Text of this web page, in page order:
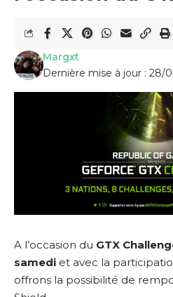
Dernière mise à jour : 28/
Margxt
A l’occasion du GTX
samedi et avec la
offrons la possibilité de